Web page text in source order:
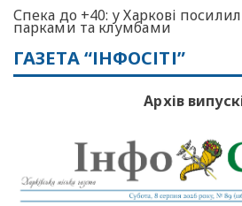
Спека до +40: у Харкові
парками та клумбами
ГАЗЕТА “ІНФОСІТІ”
Архів